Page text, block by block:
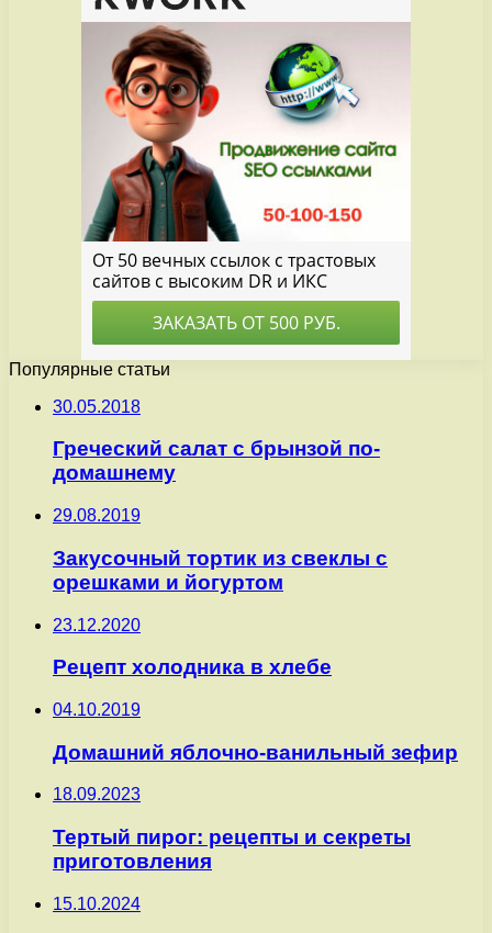
Популярные статьи
30.05.2018
Греческий салат с брынзой по-
домашнему
29.08.2019
Закусочный тортик из свеклы с
орешками и йогуртом
23.12.2020
Рецепт холодника в хлебе
04.10.2019
Домашний яблочно-ванильный зефир
18.09.2023
Тертый пирог: рецепты и секреты
приготовления
15.10.2024